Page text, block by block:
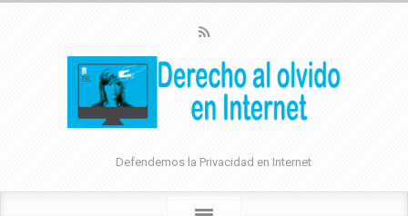
Defendemos la Privacidad en Internet